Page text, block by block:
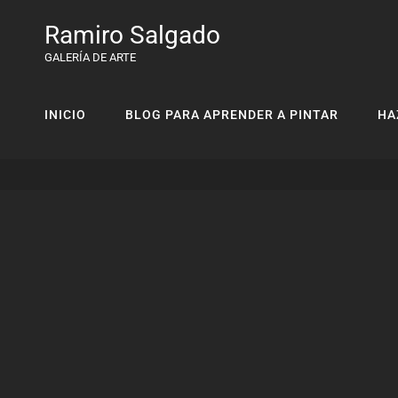
Ramiro Salgado
GALERÍA DE ARTE
INICIO BLOG PARA APRENDER A PINTAR